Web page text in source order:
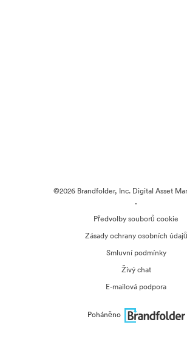
©2026 Brandfolder, Inc. Digital Asset
·
Předvolby souborů cookie
Zásady ochrany osobních údajů
Smluvní podmínky
Živý chat
E-mailová podpora
Poháněno